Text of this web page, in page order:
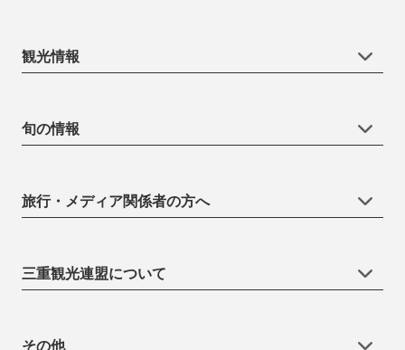
観光情報
旬の情報
旅行・メディア関係者の方へ
三重観光連盟について
その他